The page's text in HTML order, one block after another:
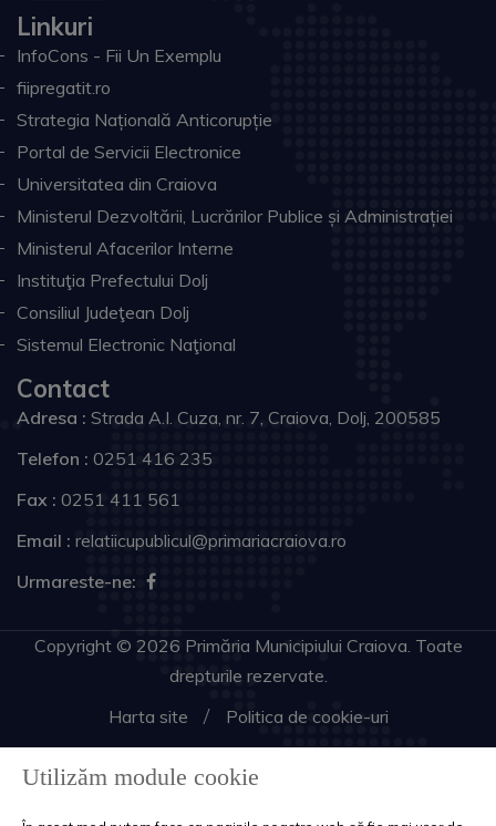
Linkuri
InfoCons - Fii Un Exemplu
fiipregatit.ro
Strategia Națională Anticorupție
Portal de Servicii Electronice
Universitatea din Craiova
Ministerul Dezvoltării, Lucrărilor Publice și Administrației
Ministerul Afacerilor Interne
Instituţia Prefectului Dolj
Consiliul Judeţean Dolj
Sistemul Electronic Naţional
Contact
Adresa : Strada A.I. Cuza, nr. 7, Craiova, Dolj, 200585
Telefon : 0251 416 235
Fax : 0251 411 561
Email : relatiicupublicul@primariacraiova.ro
Urmareste-ne:
Copyright © 2026 Primăria Municipiului Craiova. Toate
drepturile rezervate.
Harta site
Politica de cookie-uri
Utilizăm module cookie